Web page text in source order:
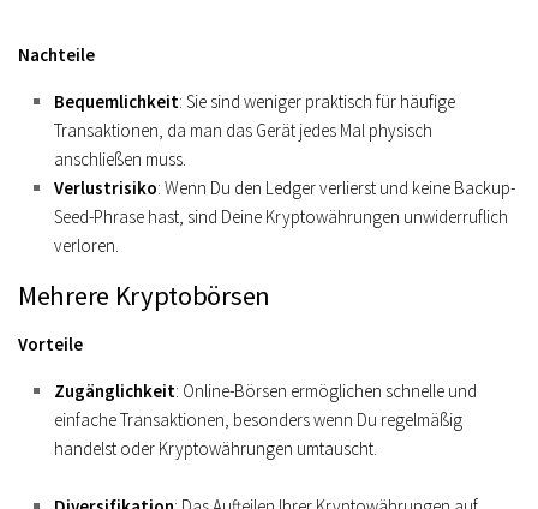
Nachteile
Bequemlichkeit: Sie sind weniger praktisch für häufige
Transaktionen, da man das Gerät jedes Mal physisch
anschließen muss.
Verlustrisiko: Wenn Du den Ledger verlierst und keine Backup-
Seed-Phrase hast, sind Deine Kryptowährungen unwiderruflich
verloren.
Mehrere Kryptobörsen
Vorteile
Zugänglichkeit: Online-Börsen ermöglichen schnelle und
einfache Transaktionen, besonders wenn Du regelmäßig
handelst oder Kryptowährungen umtauscht.